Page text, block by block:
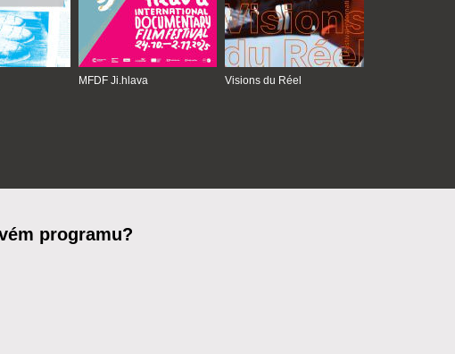
MFDF Ji.hlava Visions du Réel
programu?